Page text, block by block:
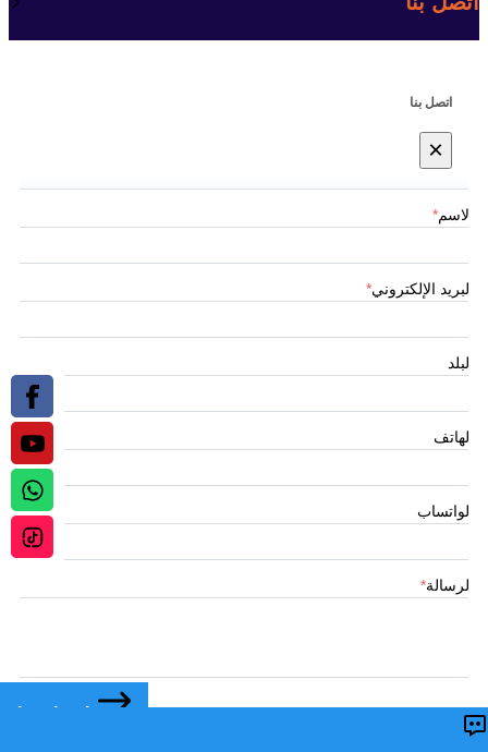
اتصل بنا
×
الاسم*
البريد الإلكتروني*
البلد
الهاتف
الواتساب
الرسالة*